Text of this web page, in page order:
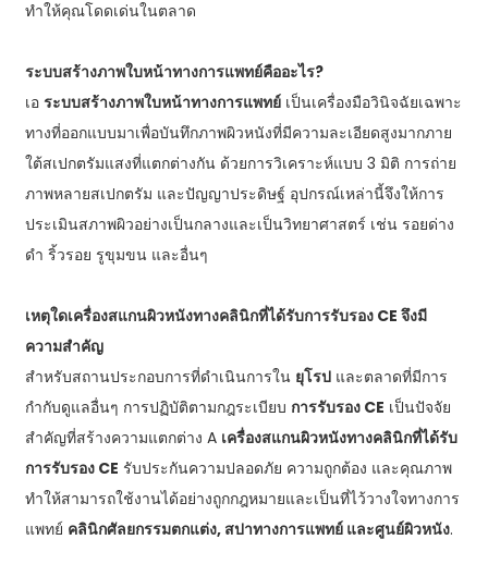
ทำให้คุณโดดเด่นในตลาด
ระบบสร้างภาพใบหน้าทางการแพทย์คืออะไร?
เอ ระบบสร้างภาพใบหน้าทางการแพทย์เป็นเครื่องมือวินิจฉัยเฉพาะ
ทางที่ออกแบบมาเพื่อบันทึกภาพผิวหนังที่มีความละเอียดสูงมากภาย
ใต้สเปกตรัมแสงที่แตกต่างกัน ด้วยการวิเคราะห์แบบ 3 มิติ การถ่าย
ภาพหลายสเปกตรัม และปัญญาประดิษฐ์ อุปกรณ์เหล่านี้จึงให้การ
ประเมินสภาพผิวอย่างเป็นกลางและเป็นวิทยาศาสตร์ เช่น รอยด่าง
ดำ ริ้วรอย รูขุมขน และอื่นๆ
เหตุใดเครื่องสแกนผิวหนังทางคลินิกที่ได้รับการรับรอง CE จึงมี
ความสำคัญ
สำหรับสถานประกอบการที่ดำเนินการใน ยุโรปและตลาดที่มีการ
กำกับดูแลอื่นๆ การปฏิบัติตามกฎระเบียบ การรับรอง CE เป็นปัจจัย
สำคัญที่สร้างความแตกต่าง A เครื่องสแกนผิวหนังทางคลินิกที่ได้รับ
การรับรอง CE รับประกันความปลอดภัย ความถูกต้อง และคุณภาพ
ทำให้สามารถใช้งานได้อย่างถูกกฎหมายและเป็นที่ไว้วางใจทางการ
แพทย์ คลินิกศัลยกรรมตกแต่ง, สปาทางการแพทย์ และศูนย์ผิวหนัง.